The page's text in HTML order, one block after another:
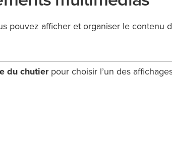
pouvez afficher et organiser le contenu
du chutierpour choisir l’un des